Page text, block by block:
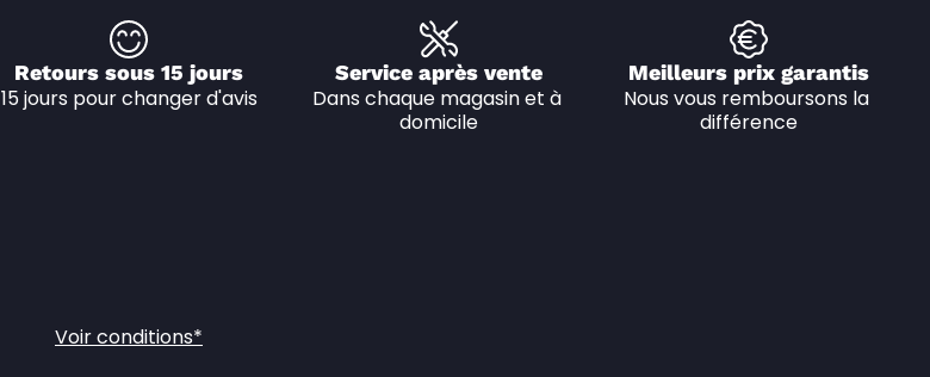
Retours sous 15 jours
15 jours pour changer d'avis
Service après vente
Dans chaque magasin et à
domicile
Meilleurs prix garantis
Nous vous remboursons la
différence
Voir conditions*